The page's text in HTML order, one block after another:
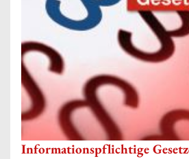
Informationspflichtige